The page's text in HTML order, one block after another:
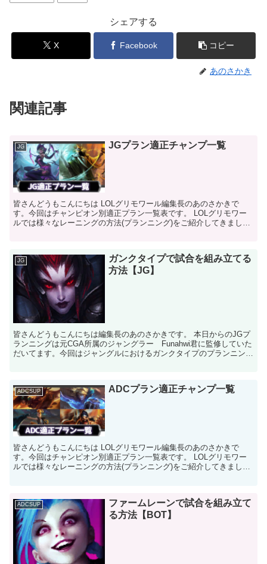
シェアする
X Facebook コピー
あのさかき
関連記事
JG JGプラン適正チャンプ一覧
皆さんどうもこんにちは LOLグリモワール編集長のあのさかきで
す。今回はチャンピオン別適正プラン一覧表です。 LOLグリモワー
ルでは様々なレーニングの方法(プランニング)をご紹介してきまし
JG
ガンクタイプで試合を組み立てる
方法【JG】
皆さんどうもこんにちは編集長のあのさかきです。 本日からのJGプ
ランニングは元CGA所属のジャングラー Funahwi君に監修していた
だいてます。今回はジャングルにおけるガンクタイプのプランニング
ADCSUP ADCプラン適正チャンプ一覧
皆さんどうもこんにちは LOLグリモワール編集長のあのさかきで
す。今回はチャンピオン別適正プラン一覧表です。 LOLグリモワー
ルでは様々なレーニングの方法(プランニング)をご紹介してきまし
ADCSUP
ファームレーンで試合を組み立て
る方法【BOT】